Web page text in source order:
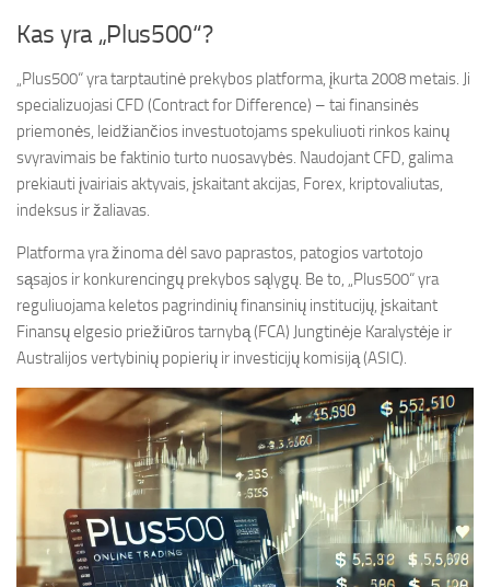
Kas yra „Plus500“?
„Plus500“ yra tarptautinė prekybos platforma, įkurta 2008 metais. Ji
specializuojasi CFD (Contract for Difference) – tai finansinės
priemonės, leidžiančios investuotojams spekuliuoti rinkos kainų
svyravimais be faktinio turto nuosavybės. Naudojant CFD, galima
prekiauti įvairiais aktyvais, įskaitant akcijas, Forex, kriptovaliutas,
indeksus ir žaliavas.
Platforma yra žinoma dėl savo paprastos, patogios vartotojo
sąsajos ir konkurencingų prekybos sąlygų. Be to, „Plus500“ yra
reguliuojama keletos pagrindinių finansinių institucijų, įskaitant
Finansų elgesio priežiūros tarnybą (FCA) Jungtinėje Karalystėje ir
Australijos vertybinių popierių ir investicijų komisiją (ASIC).